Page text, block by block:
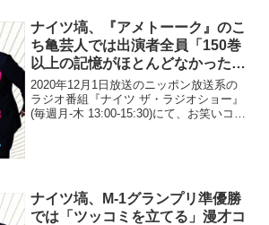
ナイツ塙、『アメトーーク』のこ
ち亀芸人では出演者全員「150巻
以上の記憶がほとんどなかった」
と暴露「1巻から100巻ぐらいま
ではめちゃくちゃあるけど…」
2020年12月1日放送のニッポン放送系の
ラジオ番組『ナイツ ザ・ラジオショー』
(毎週月-木 13:00-15:30)にて、お笑いコン
ナイツ塙、M-1グランプリ準優勝
では「ツッコミを立てる」漫才コ